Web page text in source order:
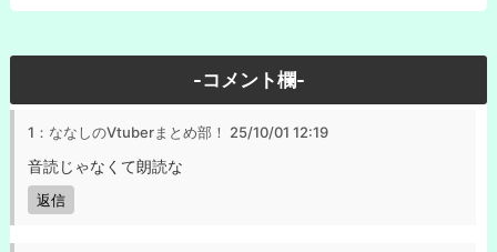
-コメント欄-
1：ななしのVtuberまとめ部！ 25/10/01 12:19
音読じゃなくて朗読な
返信